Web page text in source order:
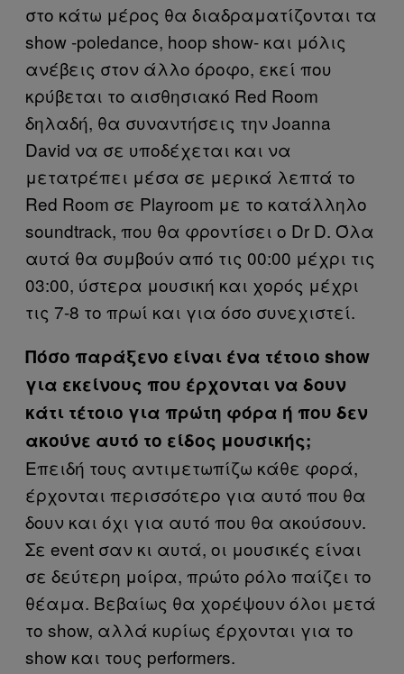
στο κάτω μέρος θα διαδραματίζονται τα
show -poledance, hoop show- και μόλις
ανέβεις στον άλλο όροφο, εκεί που
κρύβεται το αισθησιακό Red Room
δηλαδή, θα συναντήσεις την Joanna
David να σε υποδέχεται και να
μετατρέπει μέσα σε μερικά λεπτά το
Red Room σε Playroom με το κατάλληλο
soundtrack, που θα φροντίσει ο Dr D. Όλα
αυτά θα συμβούν από τις 00:00 μέχρι τις
03:00, ύστερα μουσική και χορός μέχρι
τις 7-8 το πρωί και για όσο συνεχιστεί.
Πόσο παράξενο είναι ένα τέτοιο show
για εκείνους που έρχονται να δουν
κάτι τέτοιο για πρώτη φόρα ή που δεν
ακούνε αυτό το είδος μουσικής;
Επειδή τους αντιμετωπίζω κάθε φορά,
έρχονται περισσότερο για αυτό που θα
δουν και όχι για αυτό που θα ακούσουν.
Σε event σαν κι αυτά, οι μουσικές είναι
σε δεύτερη μοίρα, πρώτο ρόλο παίζει το
θέαμα. Βεβαίως θα χορέψουν όλοι μετά
το show, αλλά κυρίως έρχονται για το
show και τους performers.